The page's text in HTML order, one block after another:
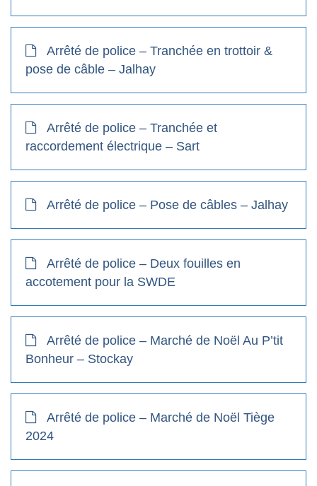
Arrêté de police – Tranchée en trottoir &
pose de câble – Jalhay
Arrêté de police – Tranchée et
raccordement électrique – Sart
Arrêté de police – Pose de câbles – Jalhay
Arrêté de police – Deux fouilles en
accotement pour la SWDE
Arrêté de police – Marché de Noël Au P’tit
Bonheur – Stockay
Arrêté de police – Marché de Noël Tiège
2024